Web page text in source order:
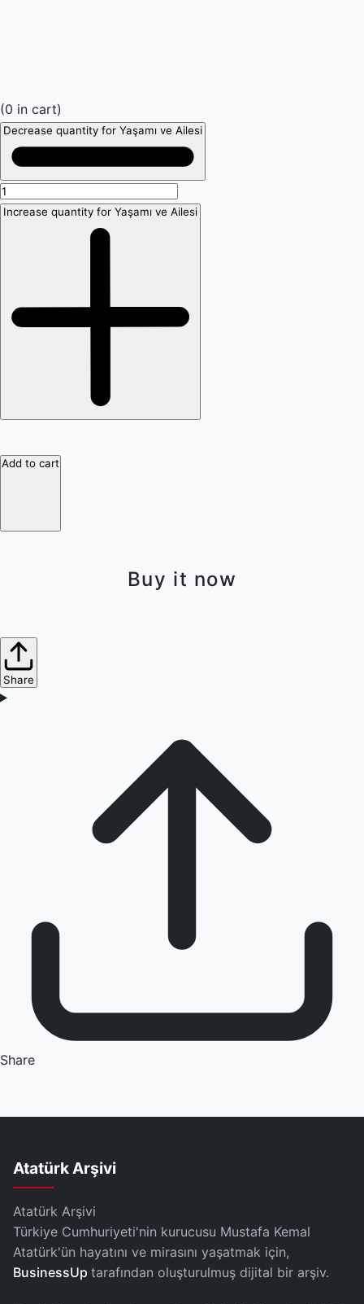
(0 in cart)
Decrease quantity for Yaşamı ve Ailesi
Increase quantity for Yaşamı ve Ailesi
Add to cart
Buy it now
Share
Share
Atatürk Arşivi
Atatürk Arşivi
Türkiye Cumhuriyeti'nin kurucusu Mustafa Kemal
Atatürk'ün hayatını ve mirasını yaşatmak için,
BusinessUp tarafından oluşturulmuş dijital bir arşiv.